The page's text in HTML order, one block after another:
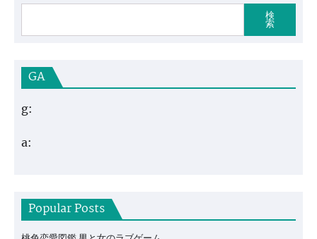
検
索
GA
g:
a:
Popular Posts